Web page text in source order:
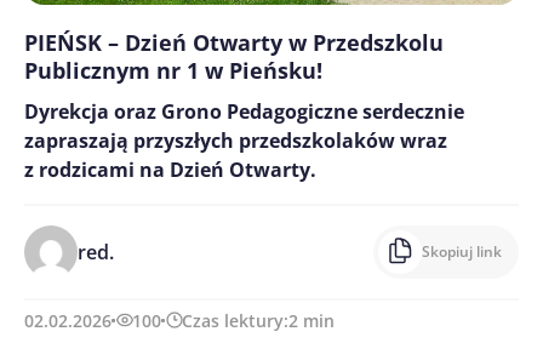
PIEŃSK – Dzień Otwarty w Przedszkolu
Publicznym nr 1 w Pieńsku!
Dyrekcja oraz Grono Pedagogiczne serdecznie
zapraszają przyszłych przedszkolaków wraz
z rodzicami na Dzień Otwarty.
red. Skopiuj link
02.02.2026 100 Czas lektury:2 min